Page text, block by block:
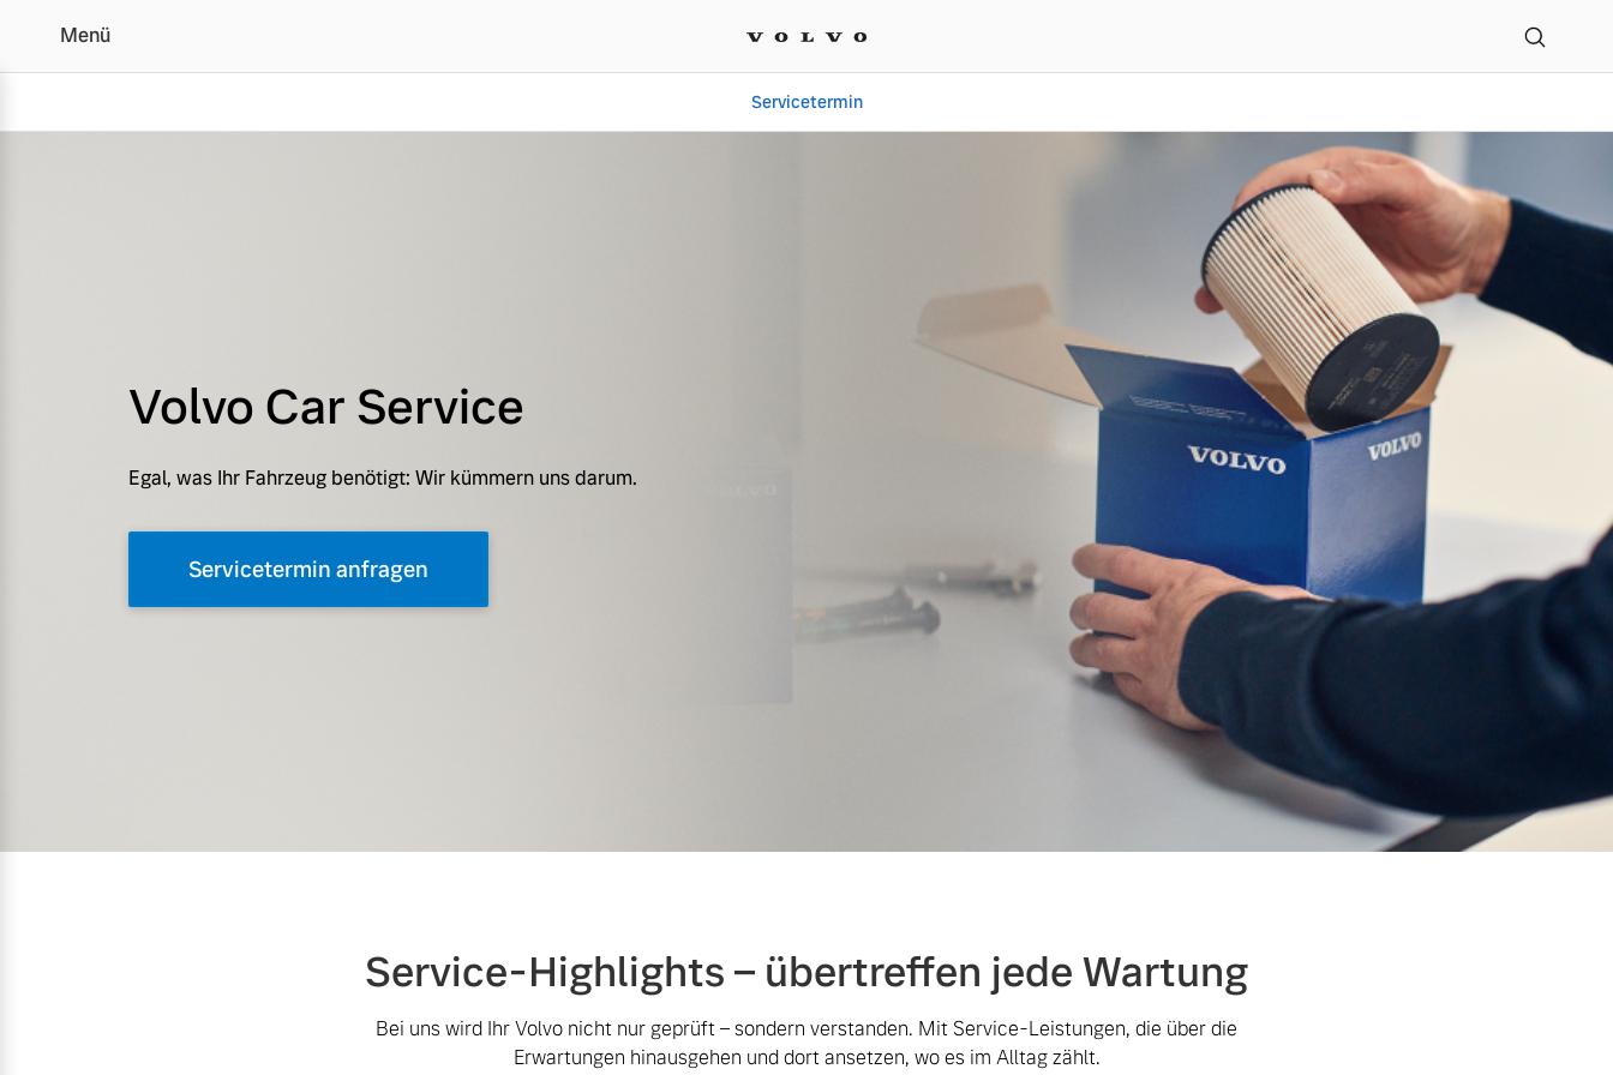
Unser Volvo Service | Autohaus Mühlenhort GmbH Schwerin/Wismar
Menü
Servicetermin
Volvo Car Service
Egal, was Ihr Fahrzeug benötigt: Wir kümmern uns darum.
Servicetermin anfragen
Service-Highlights – übertreffen jede Wartung
Bei uns wird Ihr Volvo nicht nur geprüft – sondern verstanden. Mit Service-Leistungen, die über die
Erwartungen hinausgehen und dort ansetzen, wo es im Alltag zählt.